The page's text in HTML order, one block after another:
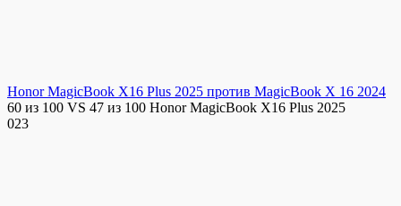
Honor MagicBook X16 Plus 2025 против MagicBook X 16 2024
60 из 100 VS 47 из 100 Honor MagicBook X16 Plus 2025
023